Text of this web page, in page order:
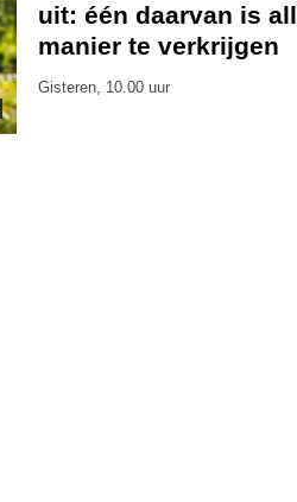
uit: één daarvan is
manier te verkrijgen
Gisteren, 10.00 uur